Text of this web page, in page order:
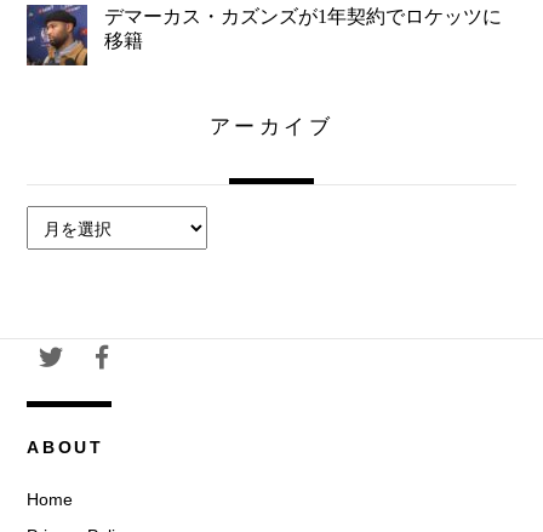
デマーカス・カズンズが1年契約でロケッツに
移籍
アーカイブ
ー
ブ
ABOUT
Home